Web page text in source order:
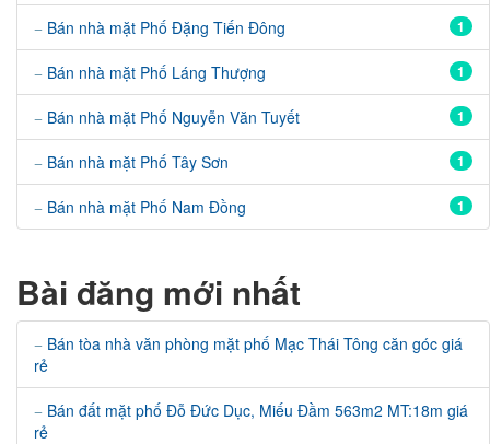
1
Bán nhà mặt Phố Đặng Tiến Đông
1
Bán nhà mặt Phố Láng Thượng
1
Bán nhà mặt Phố Nguyễn Văn Tuyết
1
Bán nhà mặt Phố Tây Sơn
1
Bán nhà mặt Phố Nam Đồng
Bài đăng mới nhất
Bán tòa nhà văn phòng mặt phố Mạc Thái Tông căn góc giá
rẻ
Bán đất mặt phố Đỗ Đức Dục, Miếu Đầm 563m2 MT:18m giá
rẻ